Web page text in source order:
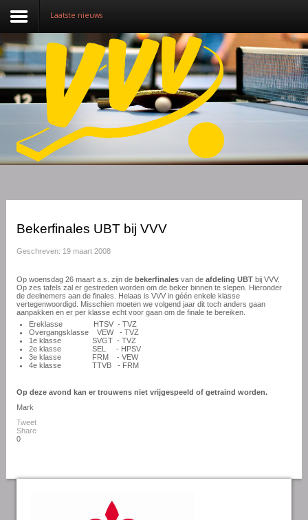
Nieuws
Over VVV
Lidmaatschap
Competitie
Sponsoring
Media
English
Laatste nieuws
Bekerfinales UBT bij VVV
Geschreven: 19 maart 2008
Op woensdag 26 maart a.s. zijn de bekerfinalesvan de afdeling UBTbij VVV.
Op zes tafels zal er gestreden worden om de beker binnen te slepen. Hieronder
de deelnemers aan de finales. Helaas is VVV in géén enkele klasse
vertegenwoordigd. Misschien moeten we volgend jaar dit toch anders gaan
aanpakken en er per klasse echt voor gaan om de finale te bereiken.
Ereklasse HTSV - TVZ
Overgangsklasse VEW - TVZ
1e klasse SVGT - TVZ
2e klasse SEL - HPSV
3e klasse FRM - VEW
4e klasse TTVB - FRM
Op deze avond kan er trouwens niet vrijgespeeld of getraind worden.
Mark
Tweet
Share
0